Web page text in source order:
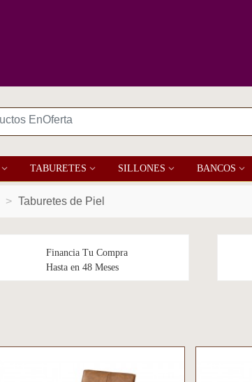
TABURETES SILLONES BANCOS
> Taburetes de Piel
Financia Tu Compra
Hasta en 48 Meses